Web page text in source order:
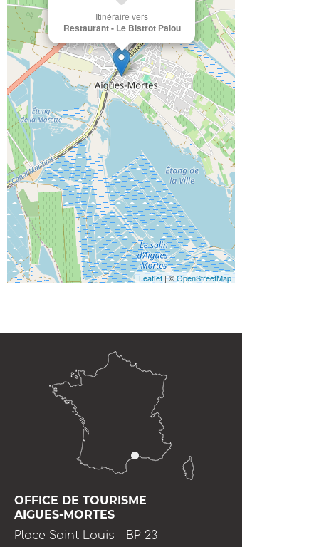
Itinéraire vers
Restaurant - Le Bistrot Paiou
Leaflet | ©OpenStreetMap
OFFICE DE TOURISME
AIGUES-MORTES
Place Saint Louis - BP 23